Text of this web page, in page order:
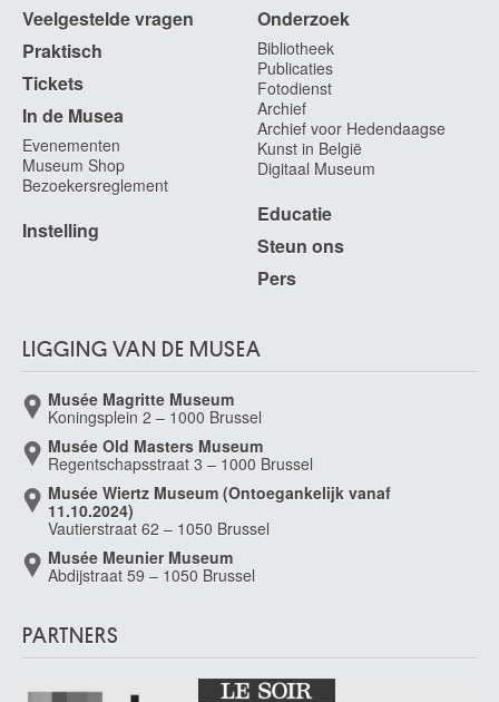
Veelgestelde vragen
Praktisch
Tickets
In de Musea
Evenementen
Museum Shop
Bezoekersreglement
Instelling
Onderzoek
Bibliotheek
Publicaties
Fotodienst
Archief
Archief voor Hedendaagse
Kunst in België
Digitaal Museum
Educatie
Steun ons
Pers
LIGGING VAN DE MUSEA
Musée Magritte Museum
Koningsplein 2 – 1000 Brussel
Musée Old Masters Museum
Regentschapsstraat 3 – 1000 Brussel
Musée Wiertz Museum (Ontoegankelijk vanaf
11.10.2024)
Vautierstraat 62 – 1050 Brussel
Musée Meunier Museum
Abdijstraat 59 – 1050 Brussel
PARTNERS